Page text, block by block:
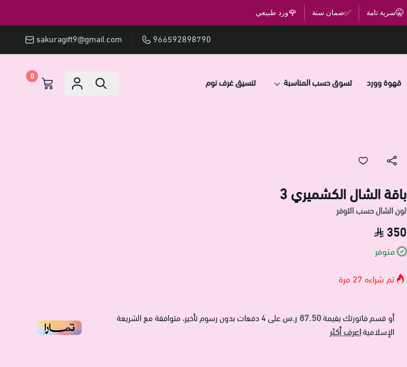
🤫سرية تامة ✅ضمان سنة 🌹ورد طبيعي
966592898790
sakuragift9@gmail.com
قهوة وورد تسوق حسب المناسبة تنسيق غرف نوم
0
باقة الشال الكشميري 3
لون الشال حسب التوفر
350
متوفر
تم شراءه 27 مرة
أو قسم فاتورتك بقيمة87.50 ر.س على4دفعات بدون رسوم تأخير، متوافقة مع الشريعة
الإسلاميةاعرف أكثر